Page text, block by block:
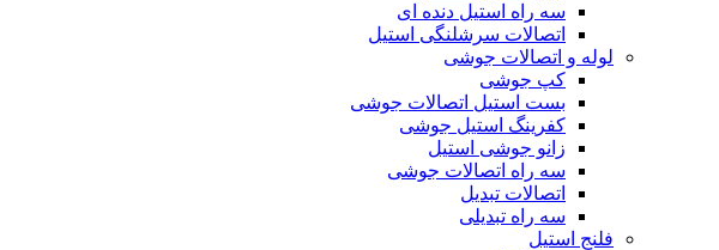
سه راه استیل دنده ای
اتصالات سرشلنگی استیل
لوله و اتصالات جوشی
کپ جوشی
بست استیل اتصالات جوشی
کفرینگ استیل جوشی
زانو جوشی استیل
سه راه اتصالات جوشی
اتصالات تبدیل
سه راه تبدیلی
فلنج استیل